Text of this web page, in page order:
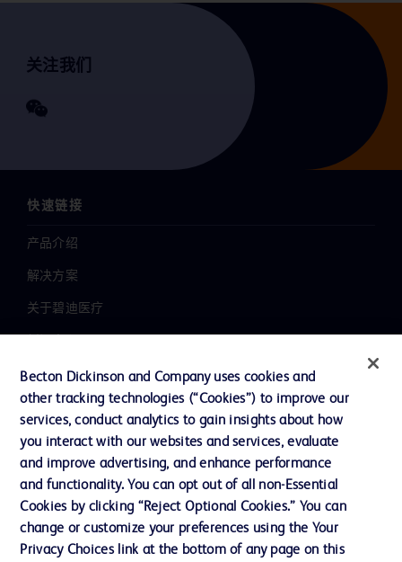
关注我们
快速链接
产品介绍
解决方案
关于碧迪医疗
职业发展
联系我们
主动召回
联系我们
Cookie 政策
Becton Dickinson and Company uses cookies and
other tracking technologies (“Cookies”) to improve our
services, conduct analytics to gain insights about how
you interact with our websites and services, evaluate
and improve advertising, and enhance performance
and functionality. You can opt out of all non-Essential
Cookies by clicking “Reject Optional Cookies.” You can
change or customize your preferences using the Your
Privacy Choices link at the bottom of any page on this